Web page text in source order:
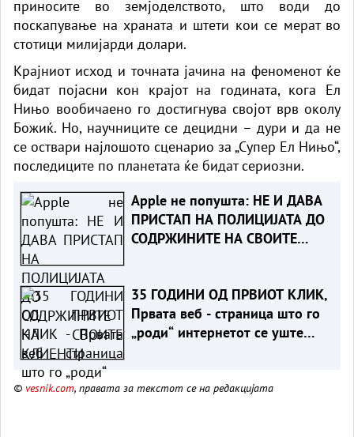
приносите во земјоделството, што води до
поскапување на храната и штети кои се мерат во
стотици милијарди долари.
Крајниот исход и точната јачина на феноменот ќе
бидат појасни кон крајот на годината, кога Ел
Нињо вообичаено го достигнува својот врв околу
Божиќ. Но, научниците се децидни – дури и да не
се оствари најлошото сценарио за „Супер Ел Нињо“,
последиците по планетата ќе бидат сериозни.
Apple не попушта: НЕ И ДАВА
ПРИСТАП НА ПОЛИЦИЈАТА ДО
СОДРЖИНИТЕ НА СВОИТЕ
35 ГОДИНИ ОД ПРВИОТ КЛИК,
Првата веб - страница што го
„роди“ интернетот се уште
© vesnik.com, правата за текстот се на редакцијата